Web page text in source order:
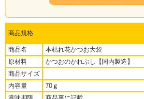
商品規格
商品名
本枯れ花かつお大袋
原材料
かつおのかれぶし【国内製造】
商品サイズ
内容量
70ｇ